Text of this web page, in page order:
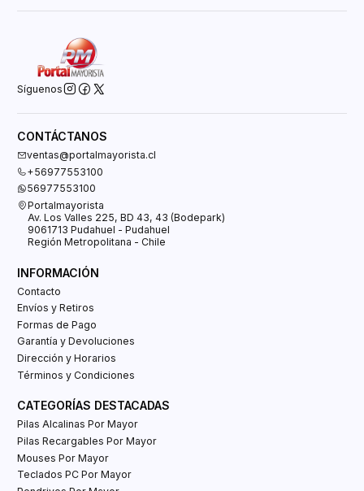
Síguenos
CONTÁCTANOS
ventas@portalmayorista.cl
+56977553100
56977553100
Portalmayorista
Av. Los Valles 225, BD 43, 43 (Bodepark)
9061713 Pudahuel - Pudahuel
Región Metropolitana - Chile
INFORMACIÓN
Contacto
Envíos y Retiros
Formas de Pago
Garantía y Devoluciones
Dirección y Horarios
Términos y Condiciones
CATEGORÍAS DESTACADAS
Pilas Alcalinas Por Mayor
Pilas Recargables Por Mayor
Mouses Por Mayor
Teclados PC Por Mayor